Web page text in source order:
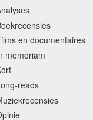
en documentaires
memoriam
reads